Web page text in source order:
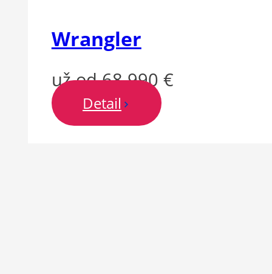
Wrangler
už od 68 990 €
Detail